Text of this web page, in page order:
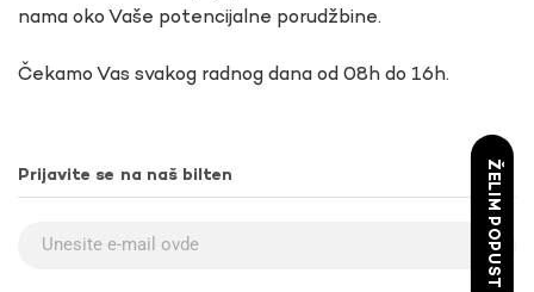
nama oko Vaše potencijalne porudžbine.
Čekamo Vas svakog radnog dana od 08h do 16h.
Prijavite se na naš bilten ŽELIM POPUST